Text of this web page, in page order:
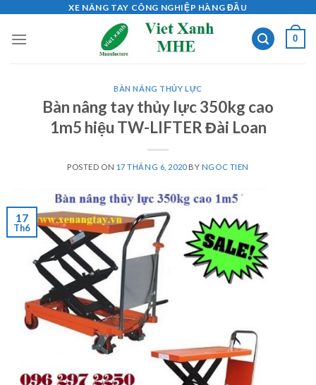
content
XE NÂNG TAY CÔNG NGHIỆP HÀNG ĐẦU
0
BÀN NÂNG THỦY LỰC
Bàn nâng tay thủy lực 350kg cao
1m5 hiệu TW-LIFTER Đài Loan
POSTED ON 17 THÁNG 6, 2020BY NGOC TIEN
17
Th6